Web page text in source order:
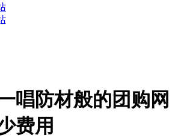
唱防材般的团购网
费用